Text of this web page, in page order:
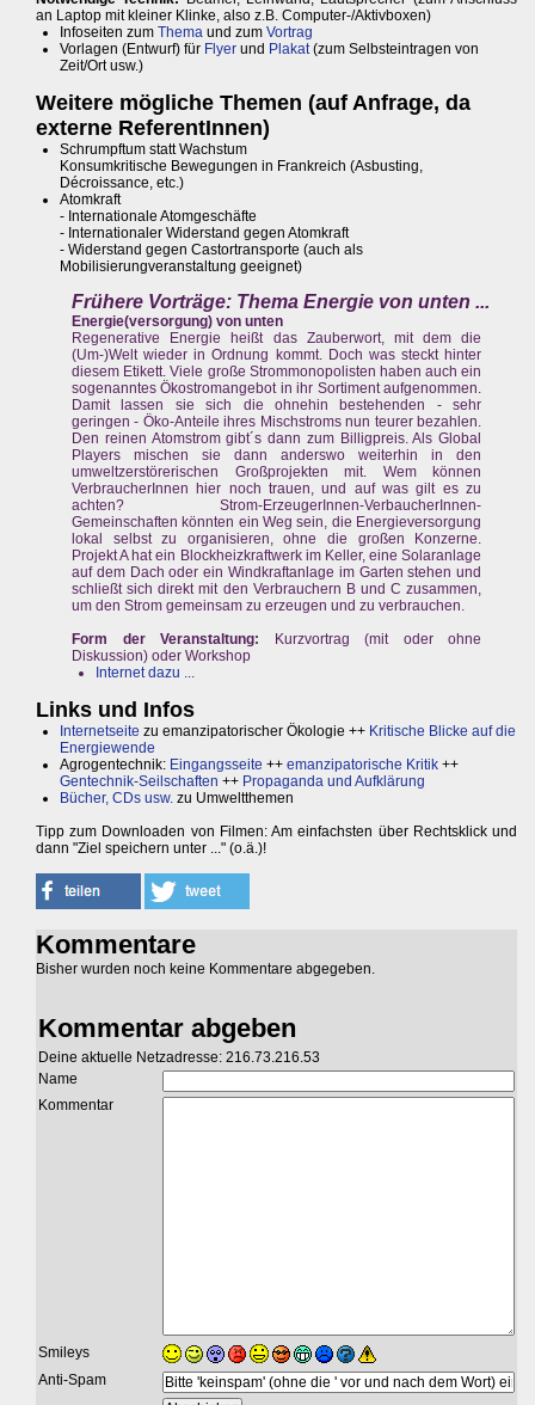
an Laptop mit kleiner Klinke, also z.B. Computer-/Aktivboxen)
Infoseiten zum Thema und zum Vortrag
Vorlagen (Entwurf) für Flyer und Plakat(zum Selbsteintragen von
Zeit/Ort usw.)
Weitere mögliche Themen (auf Anfrage, da
externe ReferentInnen)
Schrumpftum statt Wachstum
Konsumkritische Bewegungen in Frankreich (Asbusting,
Décroissance, etc.)
Atomkraft
- Internationale Atomgeschäfte
- Internationaler Widerstand gegen Atomkraft
- Widerstand gegen Castortransporte (auch als
Mobilisierungveranstaltung geeignet)
Frühere Vorträge: Thema Energie von unten ...
Energie(versorgung) von unten
Regenerative Energie heißt das Zauberwort, mit dem die
(Um-)Welt wieder in Ordnung kommt. Doch was steckt hinter
diesem Etikett. Viele große Strommonopolisten haben auch ein
sogenanntes Ökostromangebot in ihr Sortiment aufgenommen.
Damit lassen sie sich die ohnehin bestehenden - sehr
geringen - Öko-Anteile ihres Mischstroms nun teurer bezahlen.
Den reinen Atomstrom gibt´s dann zum Billigpreis. Als Global
Players mischen sie dann anderswo weiterhin in den
umweltzerstörerischen Großprojekten mit. Wem können
VerbraucherInnen hier noch trauen, und auf was gilt es zu
achten? Strom-ErzeugerInnen-VerbaucherInnen-
Gemeinschaften könnten ein Weg sein, die Energieversorgung
lokal selbst zu organisieren, ohne die großen Konzerne.
Projekt A hat ein Blockheizkraftwerk im Keller, eine Solaranlage
auf dem Dach oder ein Windkraftanlage im Garten stehen und
schließt sich direkt mit den Verbrauchern B und C zusammen,
um den Strom gemeinsam zu erzeugen und zu verbrauchen.
Form der Veranstaltung: Kurzvortrag (mit oder ohne
Diskussion) oder Workshop
Internet dazu ...
Links und Infos
Internetseite zu emanzipatorischer Ökologie ++ Kritische Blicke auf die
Energiewende
Agrogentechnik: Eingangsseite ++ emanzipatorische Kritik ++
Gentechnik-Seilschaften ++ Propaganda und Aufklärung
Bücher, CDs usw. zu Umweltthemen
Tipp zum Downloaden von Filmen: Am einfachsten über Rechtsklick und
dann "Ziel speichern unter ..." (o.ä.)!
Kommentare
Bisher wurden noch keine Kommentare abgegeben.
Kommentar abgeben
Deine aktuelle Netzadresse: 216.73.216.53
Name
Kommentar
Smileys
Anti-Spam